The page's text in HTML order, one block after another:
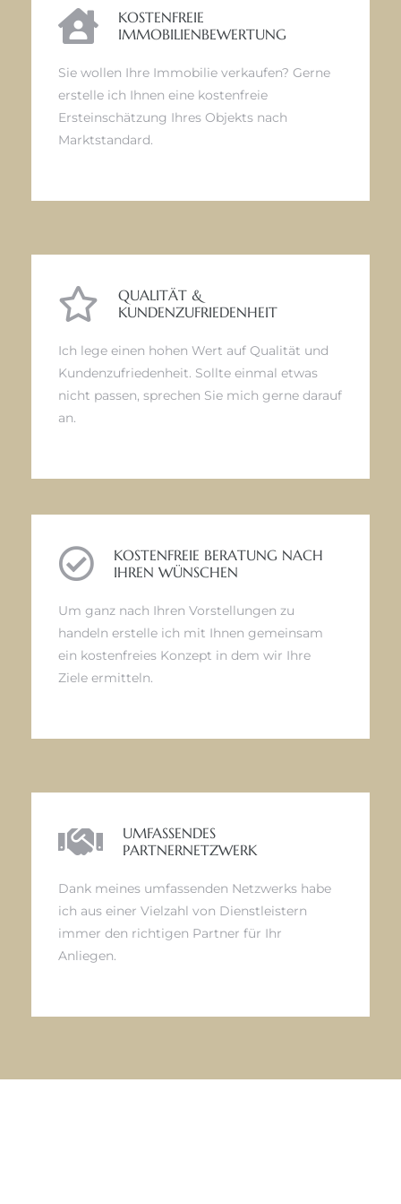
KOSTENFREIE
IMMOBILIENBEWERTUNG
Sie wollen Ihre Immobilie verkaufen? Gerne
erstelle ich Ihnen eine kostenfreie
Ersteinschätzung Ihres Objekts nach
Marktstandard.
QUALITÄT &
KUNDENZUFRIEDENHEIT
Ich lege einen hohen Wert auf Qualität und
Kundenzufriedenheit. Sollte einmal etwas
nicht passen, sprechen Sie mich gerne darauf
an.
KOSTENFREIE BERATUNG NACH
IHREN WÜNSCHEN
Um ganz nach Ihren Vorstellungen zu
handeln erstelle ich mit Ihnen gemeinsam
ein kostenfreies Konzept in dem wir Ihre
Ziele ermitteln.
UMFASSENDES
PARTNERNETZWERK
Dank meines umfassenden Netzwerks habe
ich aus einer Vielzahl von Dienstleistern
immer den richtigen Partner für Ihr
Anliegen.